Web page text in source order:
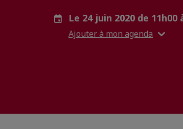
Le 24 juin 2020 de 11h00
Ajouter à mon agenda